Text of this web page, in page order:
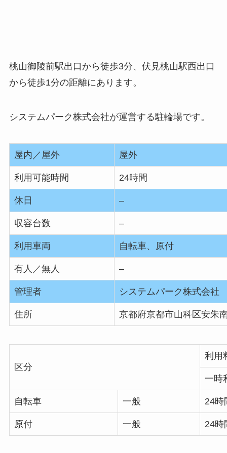
桃山御陵前駅出口から徒歩3分、伏見桃山駅西出口
から徒歩1分の距離にあります。
システムパーク株式会社が運営する駐輪場です。
屋内／屋外 屋外
利用可能時間 24時間
休日 –
収容台数 –
利用車両 自転車、原付
有人／無人 –
管理者 システムパーク株式会社
住所 京都府京都市山科区安朱
区分
利用
一時
自転車 一般 24時
原付 一般 24時